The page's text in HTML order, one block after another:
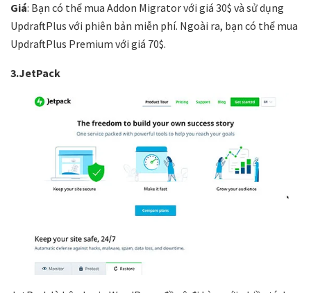
Giá: Bạn có thể mua Addon Migrator với giá 30$ và sử dụng
UpdraftPlus với phiên bản miễn phí. Ngoài ra, bạn có thể mua
UpdraftPlus Premium với giá 70$.
3.JetPack